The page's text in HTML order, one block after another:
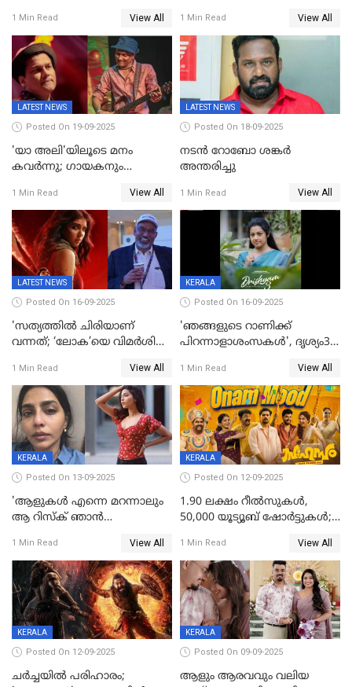
മാർക്കോയിൽ യാഷ്,
പൃഥ്വിരാജ്,
മമ്മുട്ടി,മോഹൻലാൽ..ചർച്ചകളുമായി
സൈബർലോകവും
1 Min Read View All 1 Min Read View All
LATEST NEWS
Posted On 19-09-2025
'യാ അലി'യിലൂടെ മനം
കവർന്നു; ഗായകനും
അന്തരിച്ചു
1 Min Read View All
LATEST NEWS
Posted On 18-09-2025
നടൻ റോബോ ശങ്കർ
അന്തരിച്ചു
1 Min Read View All
LATEST NEWS
Posted On 16-09-2025
'സത്യത്തിൽ ചിരിയാണ്
വന്നത്; ‘ലോക’യെ വിമർശിച്ച്
1 Min Read View All
KERALA
Posted On 16-09-2025
'ഞങ്ങളുടെ റാണിക്ക്
പിറന്നാളാശംസകൾ', ദൃശ്യം3-
പോസ്റ്റർ പുറത്തുവിട്ടു
1 Min Read View All
KERALA
Posted On 13-09-2025
'ആളുകള്‍ എന്നെ മറന്നാലും
ആ റിസ്ക് ഞാൻ
മനസിലായി, കടുത്ത
തീരുമാനവുമായി ഐശ്വര്യ
ലക്ഷ്മി
1 Min Read View All
KERALA
Posted On 12-09-2025
1.90 ലക്ഷം റീല്‍സുകള്‍,
50,000 യൂട്യൂബ് ഷോര്‍ട്ടുകള്‍;
ഹിറ്റായി ഓണം മൂഡ് ഗാനം
1 Min Read View All
KERALA
Posted On 12-09-2025
ചർച്ചയിൽ പരിഹാരം;
KERALA
Posted On 09-09-2025
ആളും ആരവവും വലിയ